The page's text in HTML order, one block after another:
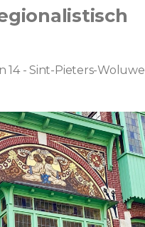
14 - Sint-Pieters-Woluwe